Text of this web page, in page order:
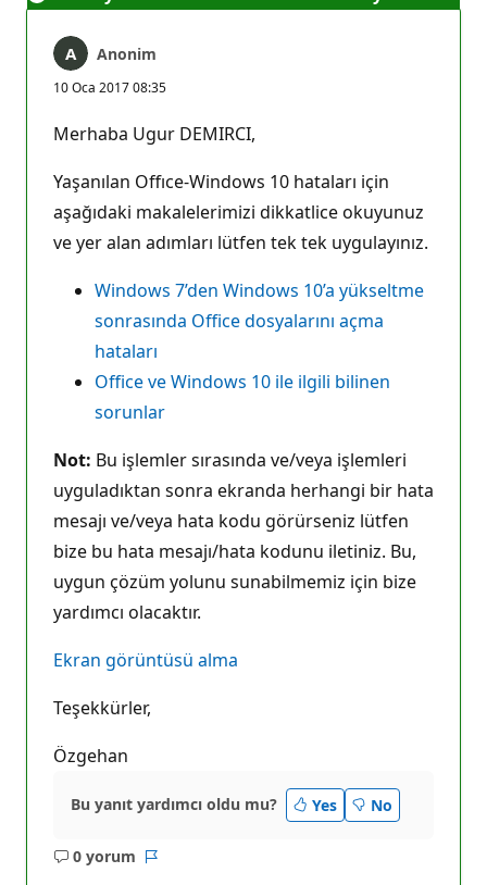
Anonim
10 Oca 2017 08:35
Merhaba Ugur DEMIRCI,
Yaşanılan Offıce-Windows 10 hataları için
aşağıdaki makalelerimizi dikkatlice okuyunuz
ve yer alan adımları lütfen tek tek uygulayınız.
Windows 7’den Windows 10’a yükseltme
sonrasında Office dosyalarını açma
hataları
Office ve Windows 10 ile ilgili bilinen
sorunlar
Not: Bu işlemler sırasında ve/veya işlemleri
uyguladıktan sonra ekranda herhangi bir hata
mesajı ve/veya hata kodu görürseniz lütfen
bize bu hata mesajı/hata kodunu iletiniz. Bu,
uygun çözüm yolunu sunabilmemiz için bize
yardımcı olacaktır.
Ekran görüntüsü alma
Teşekkürler,
Özgehan
Bu yanıt yardımcı oldu mu? Yes No
0 yorum
Açıklama